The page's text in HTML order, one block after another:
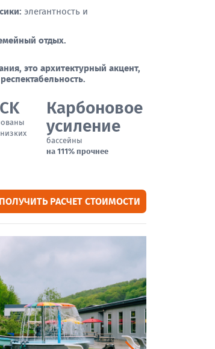
элегантность и
отдых.
это архитектурный акцент,
Карбоновое
усиление
бассейны
на 111% прочнее
ПОЛУЧИТЬ РАСЧЕТ СТОИМОСТИ